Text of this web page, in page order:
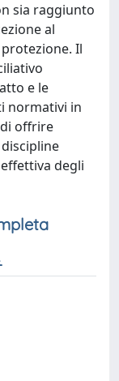
sia raggiunto
al
Il
e le
normativi in
offrire
degli